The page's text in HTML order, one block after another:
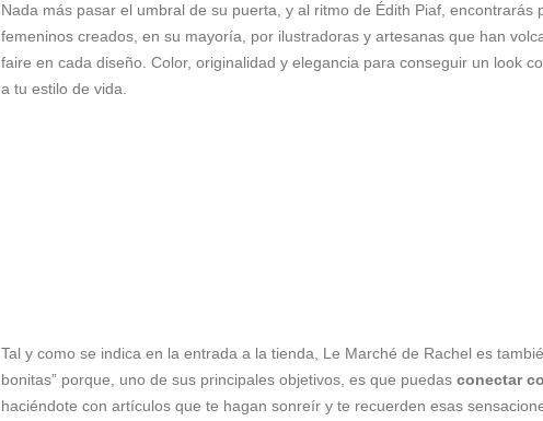
Nada más pasar el umbral de su puerta, y al ritmo de Édith Piaf, encontrarás
femeninos creados, en su mayoría, por ilustradoras y artesanas que han
faire en cada diseño. Color, originalidad y elegancia para conseguir un look
a tu estilo de vida.
Tal y como se indica en la entrada a la tienda, Le Marché de Rachel es
bonitas” porque, uno de sus principales objetivos, es que puedas conectar
haciéndote con artículos que te hagan sonreír y te recuerden esas